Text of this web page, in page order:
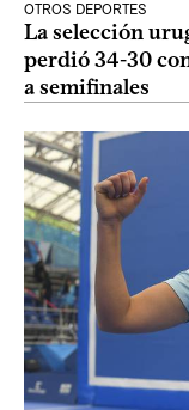
OTROS DEPORTES
La selección
perdió 34-30
a semifinales